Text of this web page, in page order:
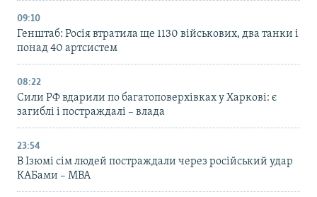
09:10
Генштаб: Росія втратила ще 1130 військових, два танки і
понад 40 артсистем
08:22
Сили РФ вдарили по багатоповерхівках у Харкові: є
загиблі і постраждалі – влада
23:54
В Ізюмі сім людей постраждали через російський удар
КАБами – МВА